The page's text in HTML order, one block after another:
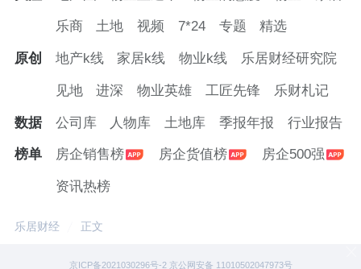
乐商 土地 视频 7*24 专题 精选
原创 地产k线 家居k线 物业k线 乐居财经研究院
见地 进深 物业英雄 工匠先锋 乐财札记
数据 公司库 人物库 土地库 季报年报 行业报告
榜单 房企销售榜 房企货值榜 房企500强
资讯热榜
乐居财经 正文
京ICP备2021030296号-2 京公网安备 11010502047973号